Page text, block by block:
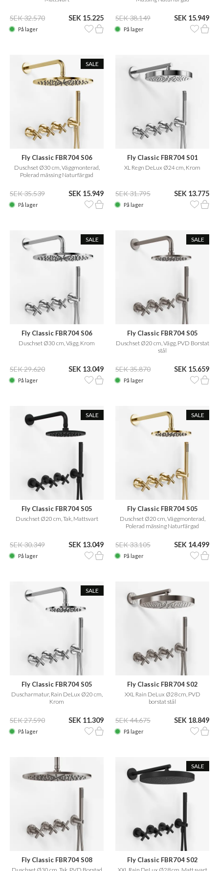
SEK 32.570 SEK 15.225
På lager
SEK 38.149 SEK 15.949
På lager
SALE
Fly Classic FBR704 S06
Duschset Ø30 cm, Väggmonterad,
Polerad mässing Naturfärgad
SEK 35.539 SEK 15.949
På lager
Fly Classic FBR704 S01
XL Regn DeLux Ø24 cm, Krom
SEK 31.795 SEK 13.775
På lager
SALE
Fly Classic FBR704 S06
Duschset Ø30 cm, Vägg, Krom
SEK 29.620 SEK 13.049
På lager
SALE
Fly Classic FBR704 S05
Duschset Ø20 cm, Vägg, PVD Borstat
stål
SEK 35.870 SEK 15.659
På lager
SALE
Fly Classic FBR704 S05
Duschset Ø20 cm, Tak, Mattsvart
SEK 30.349 SEK 13.049
På lager
SALE
Fly Classic FBR704 S05
Duschset Ø20 cm, Väggmonterad,
Polerad mässing Naturfärgad
SEK 33.105 SEK 14.499
På lager
SALE
Fly Classic FBR704 S05
Duscharmatur, Rain DeLux Ø20 cm,
Krom
SEK 27.590 SEK 11.309
På lager
Fly Classic FBR704 S02
XXL Rain DeLux Ø28 cm, PVD
borstat stål
SEK 44.675 SEK 18.849
På lager
Fly Classic FBR704 S08
SALE
Fly Classic FBR704 S02